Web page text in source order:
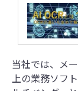
当社では、メ
上の業務ソフ